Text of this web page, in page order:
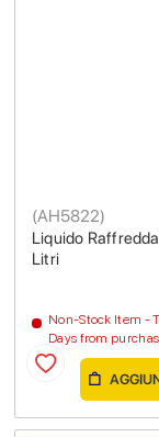
Liquido
Litri
(AH5822)
Non-Stock Item -
Days from